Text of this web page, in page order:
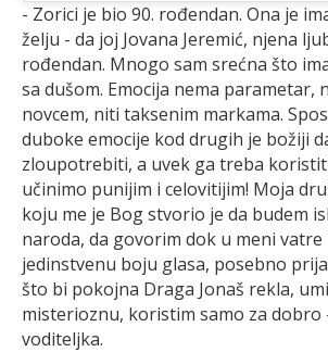
- Zorici je bio 90. rođendan. Ona je
želju - da joj Jovana Jeremić, njena
rođendan. Mnogo sam srećna što
sa dušom. Emocija nema parametar,
novcem, niti taksenim markama.
duboke emocije kod drugih je božiji
zloupotrebiti, a uvek ga treba
učinimo punijim i celovitijim! Moja
koju me je Bog stvorio je da budem
naroda, da govorim dok u meni vatre
jedinstvenu boju glasa, posebno
što bi pokojna Draga Jonaš rekla,
misterioznu, koristim samo za dobro
voditeljka.